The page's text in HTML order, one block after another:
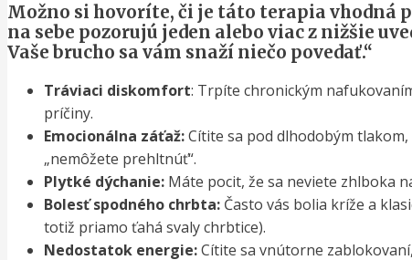
Možno si hovoríte, či je táto terapia vhodná
na sebe pozorujú jeden alebo viac z nižšie
Vaše brucho sa vám snaží niečo povedať.“
Tráviaci diskomfort: Trpíte chronickým
príčiny.
Emocionálna záťaž:Cítite sa pod dlhodobým
„nemôžete prehltnúť“.
Plytké dýchanie: Máte pocit, že sa neviete zhlboka
Bolesť spodného chrbta: Často vás bolia kríže a
totiž priamo ťahá svaly chrbtice).
Nedostatok energie:Cítite sa vnútorne